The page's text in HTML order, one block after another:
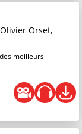
Orset,
meilleurs